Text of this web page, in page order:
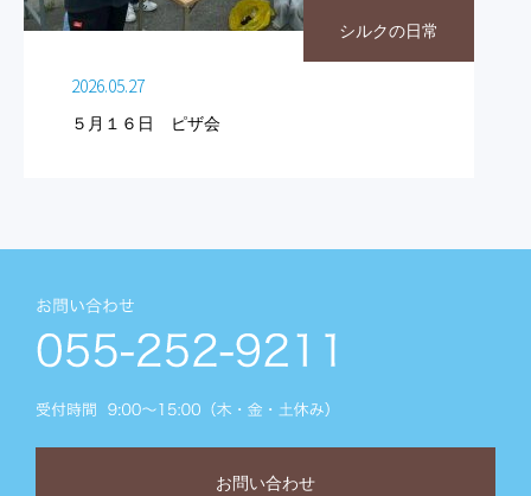
シルクの日常
2026.05.27
５月１６日 ピザ会
お問い合わせ